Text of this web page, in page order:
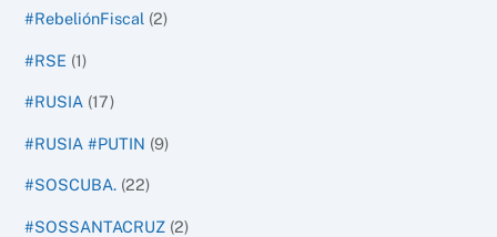
#RebeliónFiscal (2)
#RSE (1)
#RUSIA (17)
#RUSIA #PUTIN (9)
#SOSCUBA. (22)
#SOSSANTACRUZ (2)